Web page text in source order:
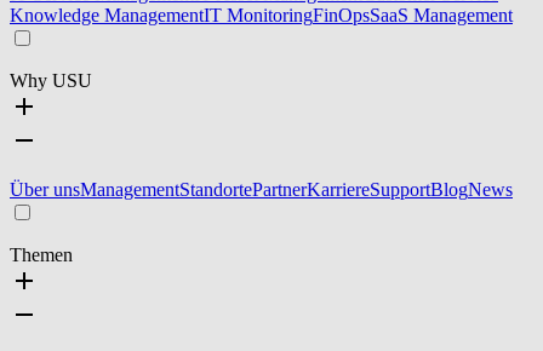
Knowledge ManagementIT MonitoringFinOpsSaaS Management
Why USU
Über unsManagementStandortePartnerKarriereSupportBlogNews
Themen